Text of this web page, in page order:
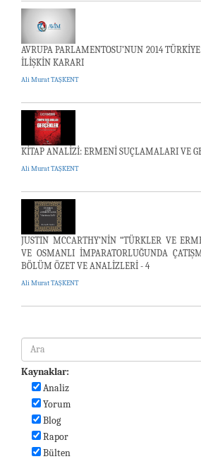
AVRUPA PARLAMENTOSU’NUN 2014
İLİŞKİN KARARI
Ali Murat TAŞKENT
KİTAP ANALİZİ: ERMENİ SUÇLAMALARI VE
Ali Murat TAŞKENT
JUSTIN MCCARTHY’NİN “TÜRKLER VE
VE OSMANLI İMPARATORLUĞUNDA
BÖLÜM ÖZET VE ANALİZLERİ - 4
Ali Murat TAŞKENT
Kaynaklar:
Analiz
Yorum
Blog
Rapor
Bülten